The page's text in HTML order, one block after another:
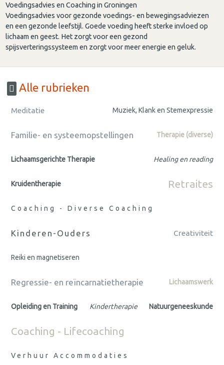
Voedingsadvies en Coaching in Groningen
Voedingsadvies voor gezonde voedings- en bewegingsadviezen
en een gezonde leefstijl. Goede voeding heeft sterke invloed op
lichaam en geest. Het zorgt voor een gezond
spijsverteringssysteem en zorgt voor meer energie en geluk.
Alle rubrieken
Meditatie Muziek, Klank en Stemexpressie
Familie- en systeemopstellingen Therapie (diverse)
Lichaamsgerichte Therapie Healing en reading
Kruidentherapie Retraites
Coaching - Diverse Coaching
Kinderen-Ouders Creativiteit
Reiki en magnetiseren
Regressie- en reïncarnatietherapie Lichaamswerk
Opleiding en Training Kindertherapie Natuurgeneeskunde
Coaching - Lifecoaching
Verhuur Accommodaties